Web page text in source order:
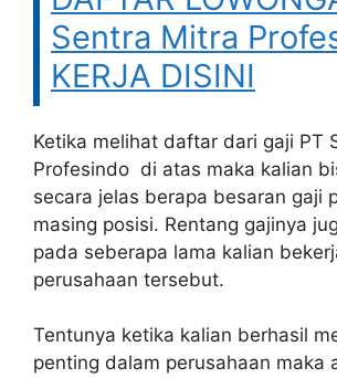
Sentra Mitra
KERJA DISINI
Ketika melihat daftar dari gaji PT
Profesindo di atas maka kalian
secara jelas berapa besaran gaji
masing posisi. Rentang gajinya
pada seberapa lama kalian
perusahaan tersebut.
Tentunya ketika kalian berhasil
penting dalam perusahaan maka